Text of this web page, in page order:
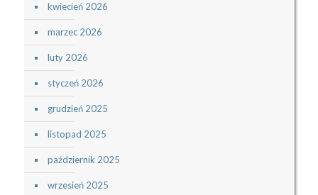
kwiecień 2026
marzec 2026
luty 2026
styczeń 2026
grudzień 2025
listopad 2025
październik 2025
wrzesień 2025